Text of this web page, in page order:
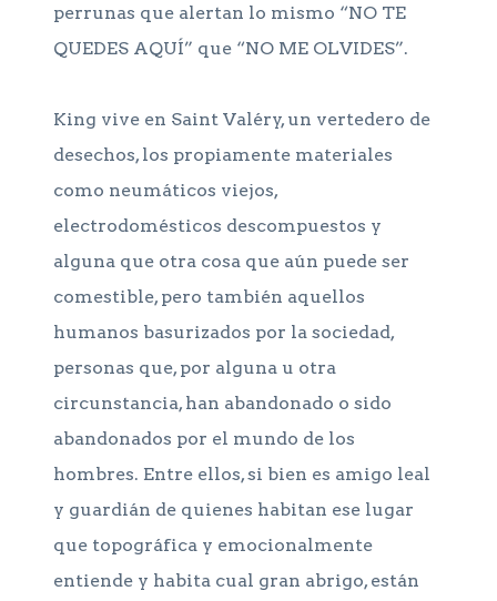
perrunas que alertan lo mismo “NO TE
QUEDES AQUÍ” que “NO ME OLVIDES”.
King vive en Saint Valéry, un vertedero de
desechos, los propiamente materiales
como neumáticos viejos,
electrodomésticos descompuestos y
alguna que otra cosa que aún puede ser
comestible, pero también aquellos
humanos basurizados por la sociedad,
personas que, por alguna u otra
circunstancia, han abandonado o sido
abandonados por el mundo de los
hombres. Entre ellos, si bien es amigo leal
y guardián de quienes habitan ese lugar
que topográfica y emocionalmente
entiende y habita cual gran abrigo, están